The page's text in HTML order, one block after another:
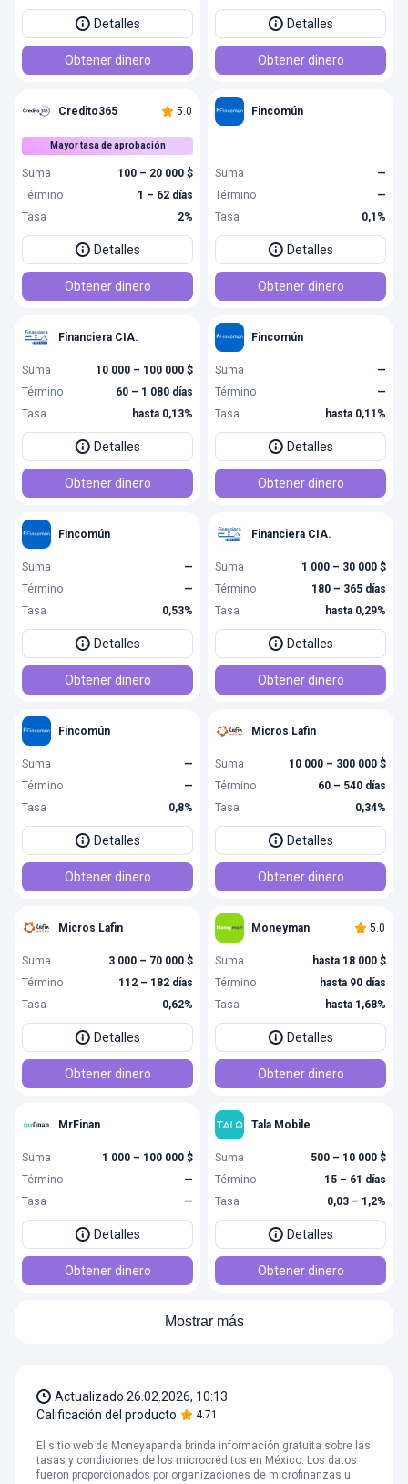
Detalles
Obtener dinero
Detalles
Obtener dinero
Credito365 5.0
Mayor tasa de aprobación
Suma
100 – 20 000 $
Término
1 – 62 días
Tasa
2%
Detalles
Obtener dinero
Fincomún
Suma
—
Término
—
Tasa
0,1%
Detalles
Obtener dinero
Financiera CIA.
Suma
10 000 – 100 000 $
Término
60 – 1 080 días
Tasa
hasta 0,13%
Detalles
Obtener dinero
Fincomún
Suma
—
Término
—
Tasa
hasta 0,11%
Detalles
Obtener dinero
Fincomún
Suma
—
Término
—
Tasa
0,53%
Detalles
Obtener dinero
Financiera CIA.
Suma
1 000 – 30 000 $
Término
180 – 365 días
Tasa
hasta 0,29%
Detalles
Obtener dinero
Fincomún
Suma
—
Término
—
Tasa
0,8%
Detalles
Obtener dinero
Micros Lafin
Suma
10 000 – 300 000 $
Término
60 – 540 días
Tasa
0,34%
Detalles
Obtener dinero
Micros Lafin
Suma
3 000 – 70 000 $
Término
112 – 182 días
Tasa
0,62%
Detalles
Obtener dinero
Moneyman 5.0
Suma
hasta 18 000 $
Término
hasta 90 días
Tasa
hasta 1,68%
Detalles
Obtener dinero
MrFinan
Suma
1 000 – 100 000 $
Término
—
Tasa
—
Detalles
Obtener dinero
Tala Mobile
Suma
500 – 10 000 $
Término
15 – 61 días
Tasa
0,03 – 1,2%
Detalles
Obtener dinero
Mostrar más
Actualizado 26.02.2026, 10:13
Calificación del producto
4.71
El sitio web de Moneyapanda brinda información gratuita sobre las
tasas y condiciones de los microcréditos en México. Los datos
fueron proporcionados por organizaciones de microfinanzas u